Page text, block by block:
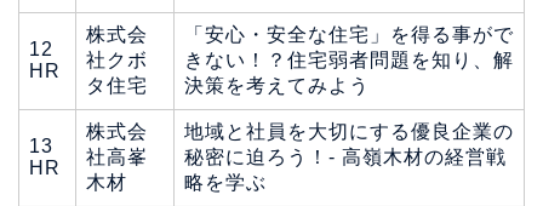
12
HR
株式会
社クボ
タ住宅
「安心・安全な住宅」を得る事がで
きない！？住宅弱者問題を知り、解
決策を考えてみよう
13
HR
株式会
社高峯
木材
地域と社員を大切にする優良企業の
秘密に迫ろう！- 高嶺木材の経営戦
略を学ぶ